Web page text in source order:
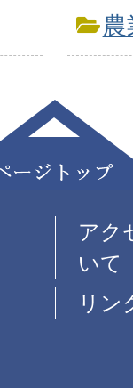
アク
いて
リン